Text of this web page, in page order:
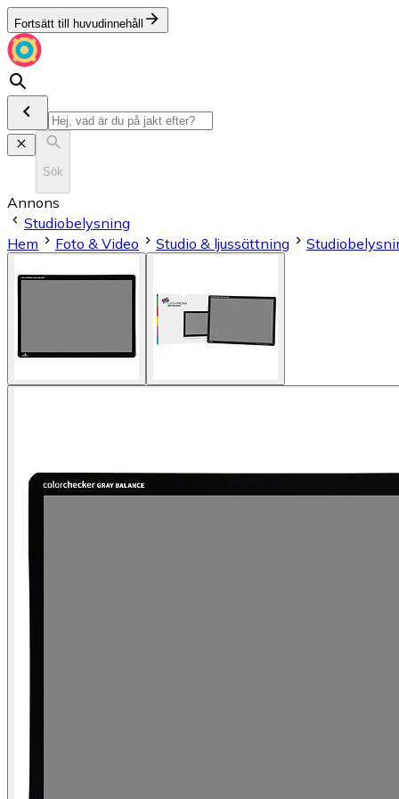
Fortsätt till huvudinnehåll
Sök
Annons
Studiobelysning
Hem
Foto & Video Studio & ljussättning